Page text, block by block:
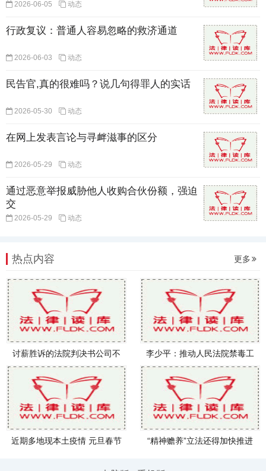
2026-06-05 动态
行政复议：普通人容易忽略的救济通道
2026-06-03 动态
民告官,真的很难吗？说几句得罪人的实话
2026-05-30 动态
在网上发表言论与寻衅滋事的区分
2026-05-29 动态
通过恶意举报威胁他人收购合伙份额，强迫
交
2026-05-29 动态
热点内容 更多
讨薪胜诉的法院判决书公司不
李少平：推动人民法院禁毒工
近期多地现本土疫情 元旦春节
“精神赡养”立法还得加快推进